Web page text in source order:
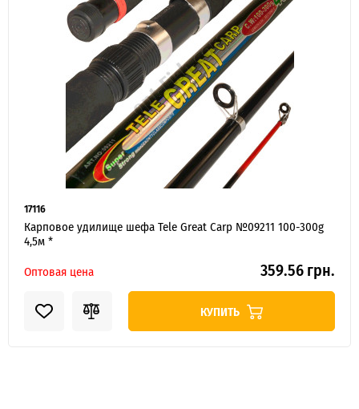
17116
Карповое удилище шефа Tele Great Carp №09211 100-300g
4,5м *
Оптовая цена
359.56 грн.
КУПИТЬ